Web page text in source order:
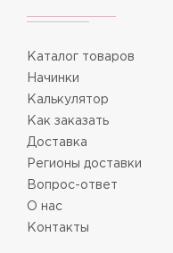
Каталог товаров
Начинки
Калькулятор
Как заказать
Доставка
Регионы доставки
Вопрос-ответ
О нас
Контакты